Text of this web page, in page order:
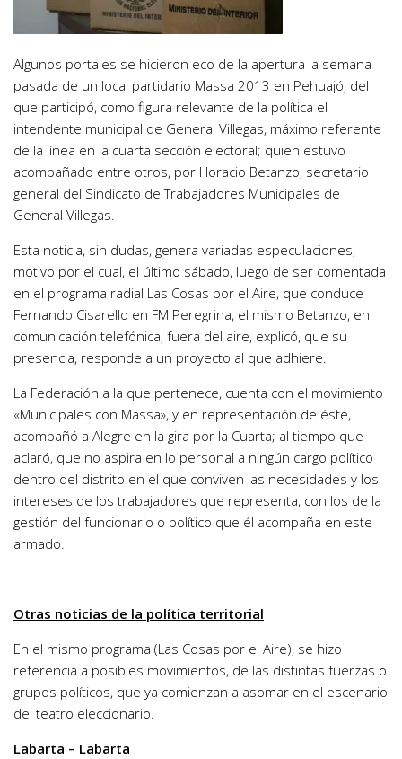
Algunos portales se hicieron eco de la apertura la semana
pasada de un local partidario Massa 2013 en Pehuajó, del
que participó, como figura relevante de la política el
intendente municipal de General Villegas, máximo referente
de la línea en la cuarta sección electoral; quien estuvo
acompañado entre otros, por Horacio Betanzo, secretario
general del Sindicato de Trabajadores Municipales de
General Villegas.
Esta noticia, sin dudas, genera variadas especulaciones,
motivo por el cual, el último sábado, luego de ser comentada
en el programa radial Las Cosas por el Aire, que conduce
Fernando Cisarello en FM Peregrina, el mismo Betanzo, en
comunicación telefónica, fuera del aire, explicó, que su
presencia, responde a un proyecto al que adhiere.
La Federación a la que pertenece, cuenta con el movimiento
«Municipales con Massa», y en representación de éste,
acompañó a Alegre en la gira por la Cuarta; al tiempo que
aclaró, que no aspira en lo personal a ningún cargo político
dentro del distrito en el que conviven las necesidades y los
intereses de los trabajadores que representa, con los de la
gestión del funcionario o político que él acompaña en este
armado.
Otras noticias de la política territorial
En el mismo programa (Las Cosas por el Aire), se hizo
referencia a posibles movimientos, de las distintas fuerzas o
grupos políticos, que ya comienzan a asomar en el escenario
del teatro eleccionario.
Labarta – Labarta